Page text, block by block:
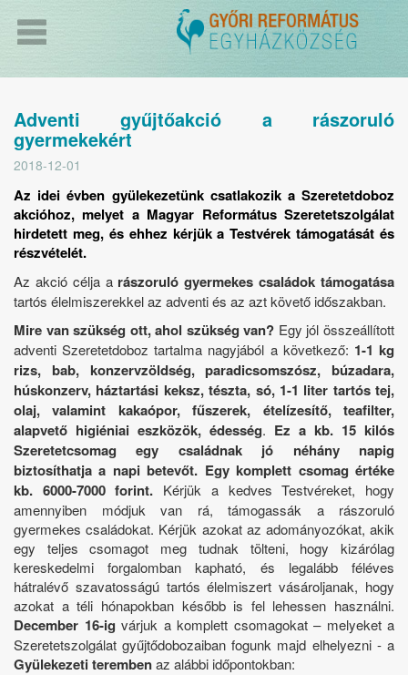
Adventi gyűjtőakció a rászoruló
gyermekekért
2018-12-01
Az idei évben gyülekezetünk csatlakozik a Szeretetdoboz
akcióhoz, melyet a Magyar Református Szeretetszolgálat
hirdetett meg, és ehhez kérjük a Testvérek támogatását és
részvételét.
Az akció célja a rászoruló gyermekes családok támogatása
tartós élelmiszerekkel az adventi és az azt követő időszakban.
Mire van szükség ott, ahol szükség van? Egy jól összeállított
adventi Szeretetdoboz tartalma nagyjából a következő: 1-1 kg
rizs, bab, konzervzöldség, paradicsomszósz, búzadara,
húskonzerv, háztartási keksz, tészta, só, 1-1 liter tartós tej,
olaj, valamint kakaópor, fűszerek, ételízesítő, teafilter,
alapvető higiéniai eszközök, édesség. Ez a kb. 15 kilós
Szeretetcsomag egy családnak jó néhány napig
biztosíthatja a napi betevőt. Egy komplett csomag értéke
kb. 6000-7000 forint. Kérjük a kedves Testvéreket, hogy
amennyiben módjuk van rá, támogassák a rászoruló
gyermekes családokat. Kérjük azokat az adományozókat, akik
egy teljes csomagot meg tudnak tölteni, hogy kizárólag
kereskedelmi forgalomban kapható, és legalább féléves
hátralévő szavatosságú tartós élelmiszert vásároljanak, hogy
azokat a téli hónapokban később is fel lehessen használni.
December 16-ig várjuk a komplett csomagokat – melyeket a
Szeretetszolgálat gyűjtődobozaiban fogunk majd elhelyezni - a
Gyülekezeti terembenaz alábbi időpontokban: